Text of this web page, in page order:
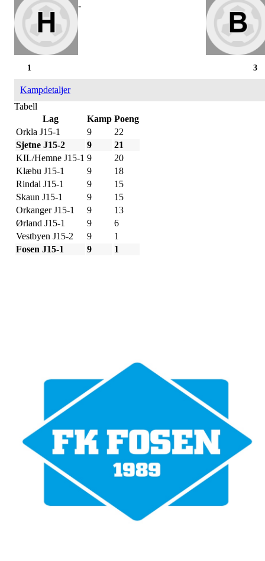
-
3
1
Kampdetaljer
Tabell
Lag
Kamp Poeng
Orkla J15-1
9
22
Sjetne J15-2
9
21
KIL/Hemne J15-1 9
20
Klæbu J15-1
9
18
Rindal J15-1
9
15
Skaun J15-1
9
15
Orkanger J15-1
9
13
Ørland J15-1
9
6
Vestbyen J15-2
9
1
Fosen J15-1
9 1